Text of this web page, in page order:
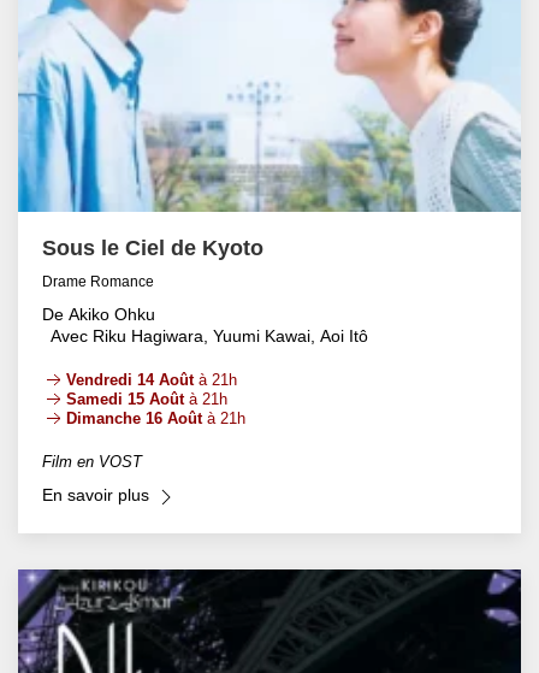
Sous le Ciel de Kyoto
Drame Romance
De Akiko Ohku
Avec Riku Hagiwara, Yuumi Kawai, Aoi Itô
Vendredi 14 Aoûtà 21h
Samedi 15 Aoûtà 21h
Dimanche 16 Aoûtà 21h
Film en VOST
En savoir plus